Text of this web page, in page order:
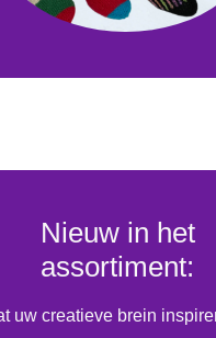
Nieuw in het
assortiment:
uw creatieve brein